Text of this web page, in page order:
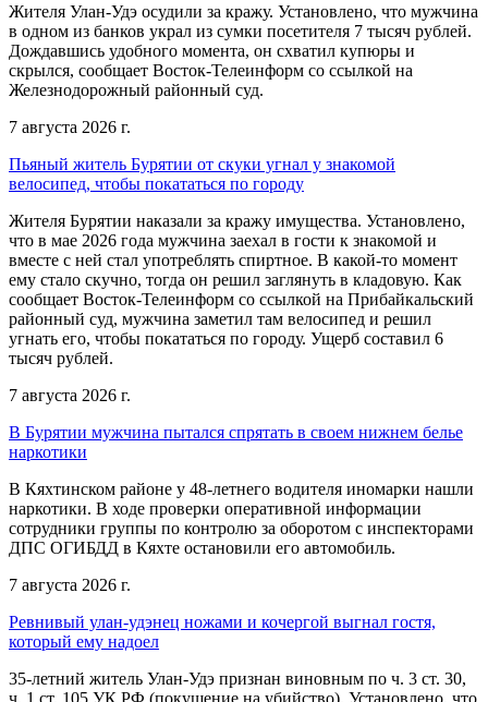
Жителя Улан-Удэ осудили за кражу. Установлено, что мужчина
в одном из банков украл из сумки посетителя 7 тысяч рублей.
Дождавшись удобного момента, он схватил купюры и
скрылся, сообщает Восток-Телеинформ со ссылкой на
Железнодорожный районный суд.
7 августа 2026 г.
Пьяный житель Бурятии от скуки угнал у знакомой
велосипед, чтобы покататься по городу
Жителя Бурятии наказали за кражу имущества. Установлено,
что в мае 2026 года мужчина заехал в гости к знакомой и
вместе с ней стал употреблять спиртное. В какой-то момент
ему стало скучно, тогда он решил заглянуть в кладовую. Как
сообщает Восток-Телеинформ со ссылкой на Прибайкальский
районный суд, мужчина заметил там велосипед и решил
угнать его, чтобы покататься по городу. Ущерб составил 6
тысяч рублей.
7 августа 2026 г.
В Бурятии мужчина пытался спрятать в своем нижнем белье
наркотики
В Кяхтинском районе у 48-летнего водителя иномарки нашли
наркотики. В ходе проверки оперативной информации
сотрудники группы по контролю за оборотом с инспекторами
ДПС ОГИБДД в Кяхте остановили его автомобиль.
7 августа 2026 г.
Ревнивый улан-удэнец ножами и кочергой выгнал гостя,
который ему надоел
35-летний житель Улан-Удэ признан виновным по ч. 3 ст. 30,
ч. 1 ст. 105 УК РФ (покушение на убийство). Установлено, что